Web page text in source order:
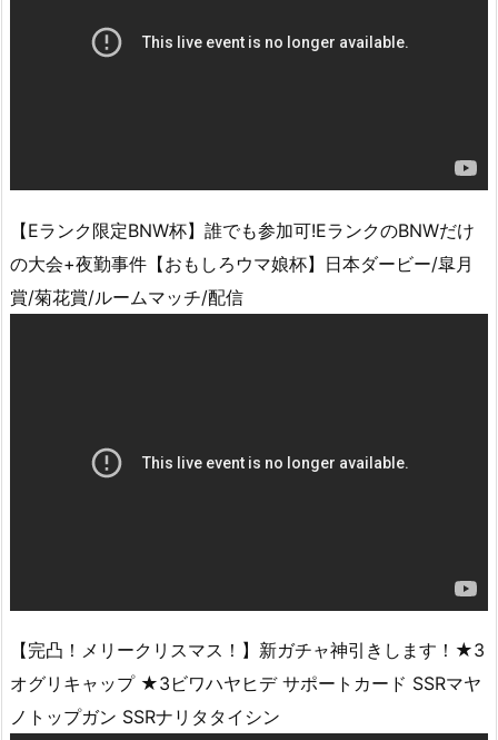
【Eランク限定BNW杯】誰でも参加可!EランクのBNWだけ
の大会+夜勤事件【おもしろウマ娘杯】日本ダービー/皐月
賞/菊花賞/ルームマッチ/配信
【完凸！メリークリスマス！】新ガチャ神引きします！★3
オグリキャップ ★3ビワハヤヒデ サポートカード SSRマヤ
ノトップガン SSRナリタタイシン